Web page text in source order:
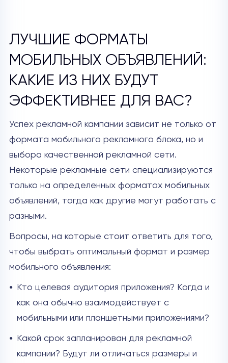
ЛУЧШИЕ ФОРМАТЫ
МОБИЛЬНЫХ ОБЪЯВЛЕНИЙ:
КАКИЕ ИЗ НИХ БУДУТ
ЭФФЕКТИВНЕЕ ДЛЯ ВАС?
Успех рекламной кампании зависит не только от
формата мобильного рекламного блока, но и
выбора качественной рекламной сети.
Некоторые рекламные сети специализируются
только на определенных форматах мобильных
объявлений, тогда как другие могут работать с
разными.
Вопросы, на которые стоит ответить для того,
чтобы выбрать оптимальный формат и размер
мобильного объявления:
Кто целевая аудитория приложения? Когда и
как она обычно взаимодействует с
мобильными или планшетными приложениями?
Какой срок запланирован для рекламной
кампании? Будут ли отличаться размеры и